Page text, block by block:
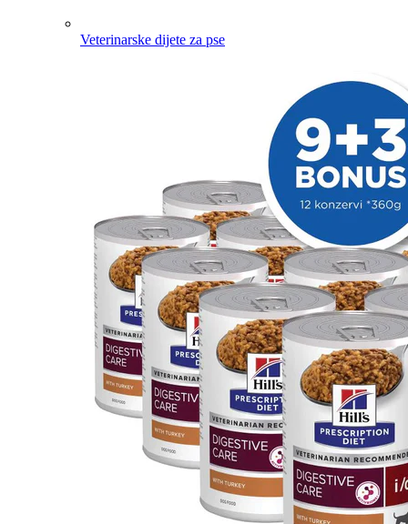
Veterinarske dijete za pse